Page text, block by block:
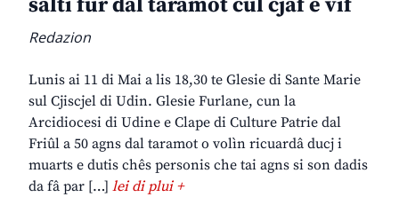
salti fûr dal taramot cul cjâf e vîf
Redazion
Lunis ai 11 di Mai a lis 18,30 te Glesie di Sante Marie
sul Cjiscjel di Udin. Glesie Furlane, cun la
Arcidiocesi di Udine e Clape di Culture Patrie dal
Friûl a 50 agns dal taramot o volìn ricuardâ ducj i
muarts e dutis chês personis che tai agns si son dadis
da fâ par […] lei di plui +